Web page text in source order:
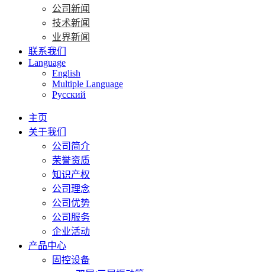
公司新闻
技术新闻
业界新闻
联系我们
Language
English
Multiple Language
Русский
主页
关于我们
公司简介
荣誉资质
知识产权
公司理念
公司优势
公司服务
企业活动
产品中心
固控设备